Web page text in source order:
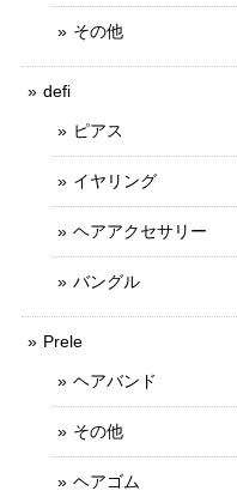
その他
defi
ピアス
イヤリング
ヘアアクセサリー
バングル
Prele
ヘアバンド
その他
ヘアゴム